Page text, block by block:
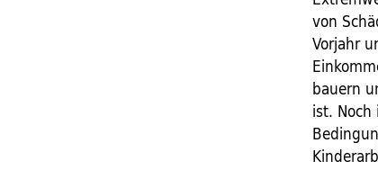
von
Vorjahr
bauern
ist.